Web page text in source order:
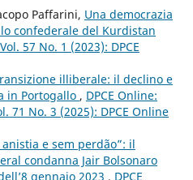
Paffarini, Una democrazia
confederale del Kurdistan
57 No. 1 (2023): DPCE
illiberale: il declino e
in Portogallo , DPCE Online:
71 No. 3 (2025): DPCE Online
anistia e sem perdão”: il
condanna Jair Bolsonaro
gennaio 2023 , DPCE